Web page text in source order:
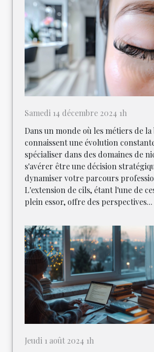
Samedi 14 décembre 2024 1h
Dans un monde où les métiers de la
connaissent une évolution
spécialiser dans des domaines de
s'avérer être une décision
dynamiser votre parcours
L'extension de cils, étant l'une de
plein essor, offre des perspectives...
Jeudi 1 août 2024 1h